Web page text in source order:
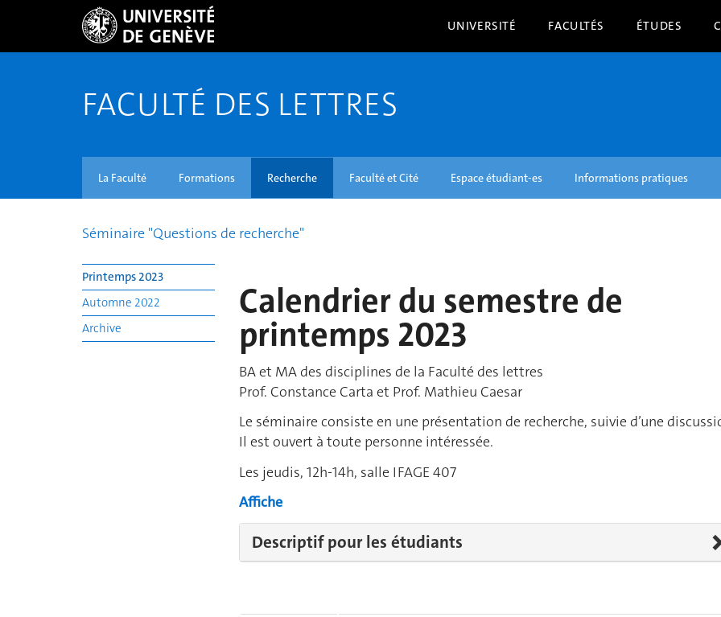
UNIVERSITÉ FACULTÉS ÉTUDES
FACULTÉ DES LETTRES
La Faculté Formations Recherche Faculté et Cité Espace étudiant-es Informations pratiques
Séminaire "Questions de recherche"
Printemps 2023
Automne 2022
Archive
Calendrier du semestre de
printemps 2023
BA et MA des disciplines de la Faculté des lettres
Prof. Constance Carta et Prof. Mathieu Caesar
Le séminaire consiste en une présentation de recherche, suivie d’une
Il est ouvert à toute personne intéressée.
Les jeudis, 12h-14h, salle IFAGE 407
Affiche
Descriptif pour les étudiants